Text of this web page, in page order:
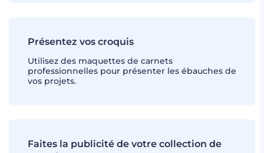
Présentez vos croquis
Utilisez des maquettes de carnets
professionnelles pour présenter les ébauches de
vos projets.
Faites la publicité de votre collection de